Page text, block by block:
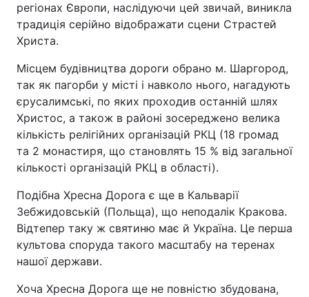
регіонах Європи, наслідуючи цей звичай, виникла
традиція серійно відображати сцени Страстей
Христа.
Місцем будівництва дороги обрано м. Шаргород,
так як пагорби у місті і навколо нього, нагадують
єрусалимські, по яких проходив останній шлях
Христос, а також в районі зосереджено велика
кількість релігійних організацій РКЦ (18 громад
та 2 монастиря, що становлять 15 % від загальної
кількості організацій РКЦ в області).
Подібна Хресна Дорога є ще в Кальварії
Зебжидовській (Польща), що неподалік Кракова.
Відтепер таку ж святиню має й Україна. Це перша
культова споруда такого масштабу на теренах
нашої держави.
Хоча Хресна Дорога ще не повністю збудована,